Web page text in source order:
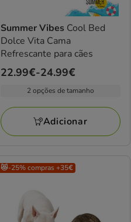
Summer Vibes Cool Bed
Dolce Vita Cama
Refrescante para cães
Preço
a
24.99€
22.99€-24.99€
2 opções de tamanho
Adicionar
😻-25% compras +35€